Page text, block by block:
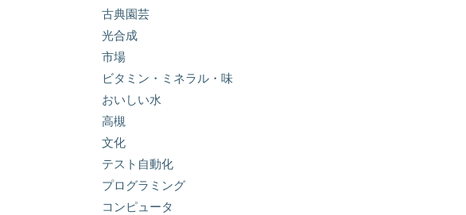
古典園芸
光合成
市場
ビタミン・ミネラル・味
おいしい水
高槻
文化
テスト自動化
プログラミング
コンピュータ